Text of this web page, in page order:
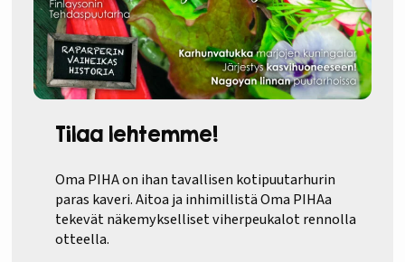
Tilaa lehtemme!
Oma PIHA on ihan tavallisen kotipuutarhurin
paras kaveri. Aitoa ja inhimillistä Oma PIHAa
tekevät näkemykselliset viherpeukalot rennolla
otteella.